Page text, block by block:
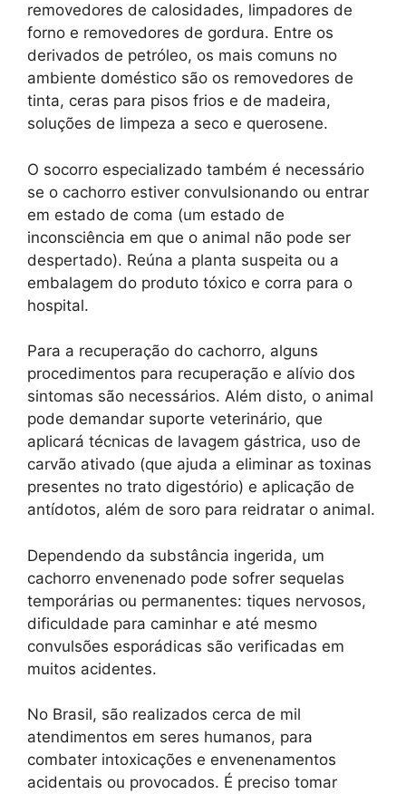
removedores de calosidades, limpadores de
forno e removedores de gordura. Entre os
derivados de petróleo, os mais comuns no
ambiente doméstico são os removedores de
tinta, ceras para pisos frios e de madeira,
soluções de limpeza a seco e querosene.
O socorro especializado também é necessário
se o cachorro estiver convulsionando ou entrar
em estado de coma (um estado de
inconsciência em que o animal não pode ser
despertado). Reúna a planta suspeita ou a
embalagem do produto tóxico e corra para o
hospital.
Para a recuperação do cachorro, alguns
procedimentos para recuperação e alívio dos
sintomas são necessários. Além disto, o animal
pode demandar suporte veterinário, que
aplicará técnicas de lavagem gástrica, uso de
carvão ativado (que ajuda a eliminar as toxinas
presentes no trato digestório) e aplicação de
antídotos, além de soro para reidratar o animal.
Dependendo da substância ingerida, um
cachorro envenenado pode sofrer sequelas
temporárias ou permanentes: tiques nervosos,
dificuldade para caminhar e até mesmo
convulsões esporádicas são verificadas em
muitos acidentes.
No Brasil, são realizados cerca de mil
atendimentos em seres humanos, para
combater intoxicações e envenenamentos
acidentais ou provocados. É preciso tomar